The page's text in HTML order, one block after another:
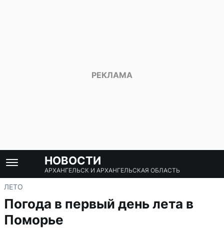
НОВОСТИ
АРХАНГЕЛЬСК И АРХАНГЕЛЬСКАЯ ОБЛАСТЬ
ЛЕТО
Погода в первый день лета в
Поморье